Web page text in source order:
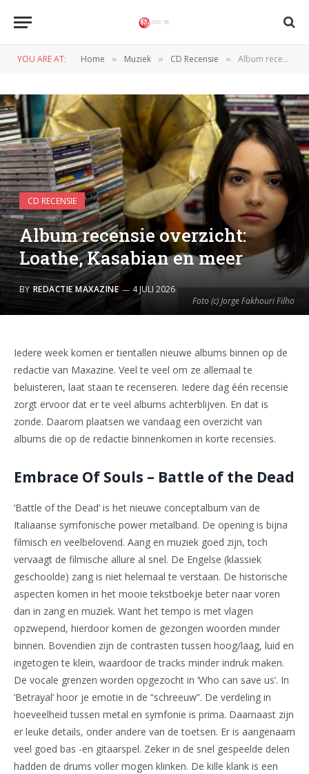
YOU ARE AT: Home » Muziek » CD Recensie » Album recensie overzicht: Loathe, Kasabian en meer
Foto (c) Jorge Fakhouri Filho
CD RECENSIE
Album recensie overzicht:
Loathe, Kasabian en meer
BY REDACTIE MAXAZINE 4 JULI 2026
Iedere week komen er tientallen nieuwe albums binnen op de
redactie van Maxazine. Veel te veel om ze allemaal te
beluisteren, laat staan te recenseren. Iedere dag één recensie
zorgt ervoor dat er te veel albums achterblijven. En dat is
zonde. Daarom plaatsen we vandaag een overzicht van
albums die op de redactie binnenkomen in korte recensies.
Embrace Of Souls – Battle of the Dead
‘Battle of the Dead’ is het nieuwe conceptalbum van de
Italiaanse symfonische power metalband. De opening is bijna
filmisch en veelbelovend. Aang en muziek goed zijn, toch
vervaagt de filmische allure al snel. De Engelse (klassiek
geschoolde) zang is niet helemaal te verstaan. De historische
aspecten komen in het mooie tekstboekje beter naar voren
dan in zang en muziek. Want het tempo is met vlagen
opzwepend, hierdoor komen de gezongen woorden minder
binnen. Bovendien zijn de contrasten tussen hoog/laag, luid en
ingetogen te klein, waardoor de tracks minder indruk maken.
De vocale grenzen worden opgezocht in ‘Who can save us’. In
‘Betrayal’ hoor je emotie in de “schreeuw”. De verdeling in
hoeveelheid tussen metal en symfonie is prima. Daarnaast zijn
er leuke details, onder andere van de toetsen. Er is aangenaam
veel goed bas -en gitaarspel. Zeker in de snel gespeelde delen
hadden de drums voller mogen klinken. De kille klank is een